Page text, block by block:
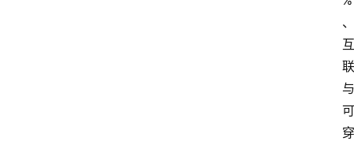
、
互
联
与
可
穿